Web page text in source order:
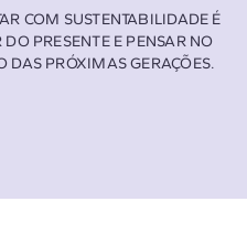
COM SUSTENTABILIDADE É
DO PRESENTE E PENSAR NO
DAS PRÓXIMAS GERAÇÕES.